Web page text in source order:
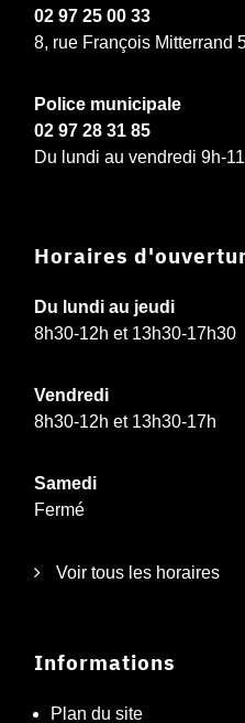
02 97 25 00 33
8, rue François Mitterrand
Police municipale
02 97 28 31 85
Du lundi au vendredi 9h-
Horaires
Du lundi au jeudi
8h30-12h et 13h30-17h30
Vendredi
8h30-12h et 13h30-17h
Samedi
Fermé
Voir tous les horaires
Informations
Plan du site